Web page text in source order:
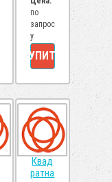
по
запрос
у
КУПИТЬ
Квад
ратна